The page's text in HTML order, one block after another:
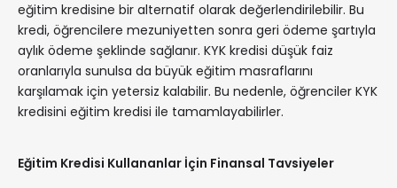
eğitim kredisine bir alternatif olarak değerlendirilebilir. Bu
kredi, öğrencilere mezuniyetten sonra geri ödeme şartıyla
aylık ödeme şeklinde sağlanır. KYK kredisi düşük faiz
oranlarıyla sunulsa da büyük eğitim masraflarını
karşılamak için yetersiz kalabilir. Bu nedenle, öğrenciler KYK
kredisini eğitim kredisi ile tamamlayabilirler.
Eğitim Kredisi Kullananlar İçin Finansal Tavsiyeler